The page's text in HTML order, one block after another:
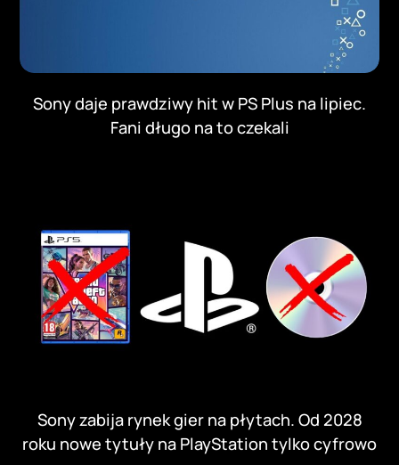
Sony daje prawdziwy hit w PS Plus na lipiec.
Fani długo na to czekali
Sony zabija rynek gier na płytach. Od 2028
roku nowe tytuły na PlayStation tylko cyfrowo